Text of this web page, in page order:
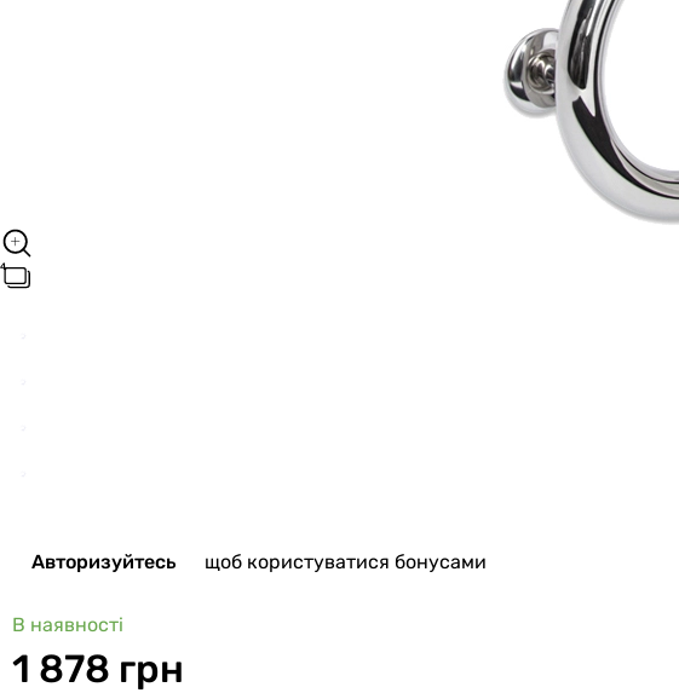
Авторизуйтесь щоб користуватися бонусами
В наявності
1 878 грн